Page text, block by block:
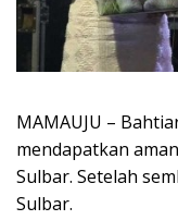
MAMAUJU –
mendapatkan
Sulbar. Setelah
Sulbar.